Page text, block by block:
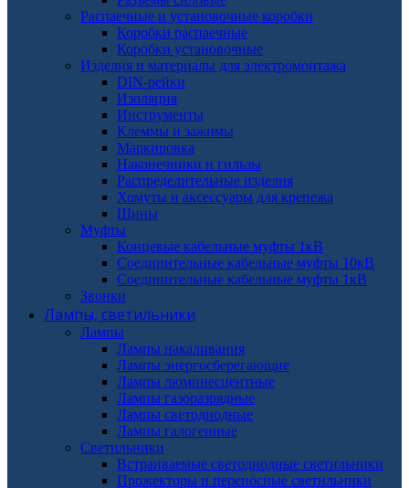
Распаечные и установочные коробки
Коробки распаечные
Коробки установочные
Изделия и материалы для электромонтажа
DIN-рейки
Изоляция
Инструменты
Клеммы и зажимы
Маркировка
Наконечники и гильзы
Распределительные изделия
Хомуты и аксессуары для крепежа
Шины
Муфты
Концевые кабельные муфты 1кВ
Соединительные кабельные муфты 10кВ
Соединительные кабельные муфты 1кВ
Звонки
Лампы, светильники
Лампы
Лампы накаливания
Лампы энергосберегающие
Лампы люминесцентные
Лампы газоразрядные
Лампы светодиодные
Лампы галогенные
Светильники
Встраиваемые светодиодные светильники
Прожекторы и переносные светильники